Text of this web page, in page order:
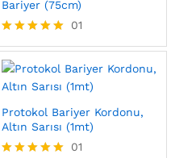
Bariyer (75cm)
5 üzerinden
5.00
oy aldı
01
Protokol Bariyer Kordonu,
Altın Sarısı (1mt)
01